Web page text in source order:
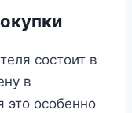
состоит в
в
особенно